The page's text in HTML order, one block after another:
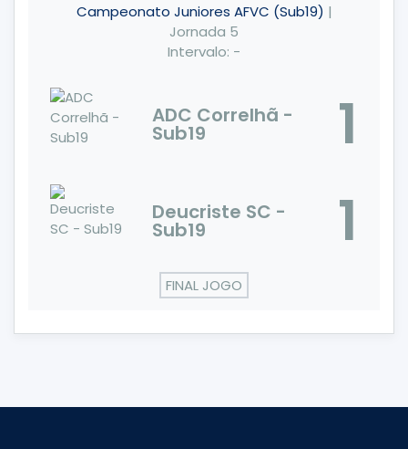
Campeonato Juniores AFVC (Sub19) |
Jornada 5
Intervalo: -
ADC Correlhã -
Sub19 1
Deucriste SC -
Sub19 1
FINAL JOGO